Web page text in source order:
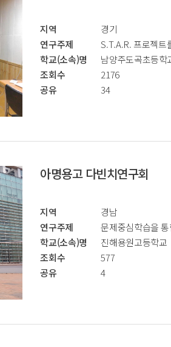
지역
경기
연구주제
S.T.A.R. 프로젝트
학교(소속)명
남양주도곡초등학
조회수
2176
공유
34
아명용고 다빈치연구회
지역
경남
연구주제
문제중심학습을
학교(소속)명
진해용원고등학교
조회수
577
공유
4